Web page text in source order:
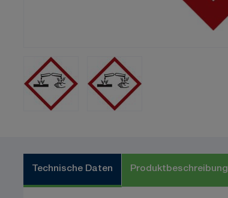
Technische Daten Produktbeschreibung